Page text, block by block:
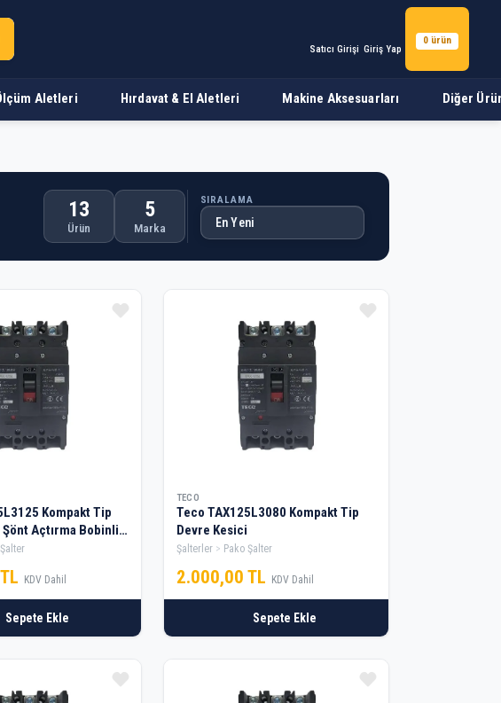
Satıcı Girişi Giriş Yap
0 ürün
Aletleri Hırdavat & El Aletleri Makine Aksesuarları Diğer
13
Ürün
5
Marka
SIRALAMA
Kompakt Tip
Açtırma Bobinli
KDV Dahil
Sepete Ekle
TECO
Teco TAX125L3080 Kompakt Tip
Devre Kesici
Şalterler Pako Şalter
2.000,00 TL KDV Dahil
Sepete Ekle